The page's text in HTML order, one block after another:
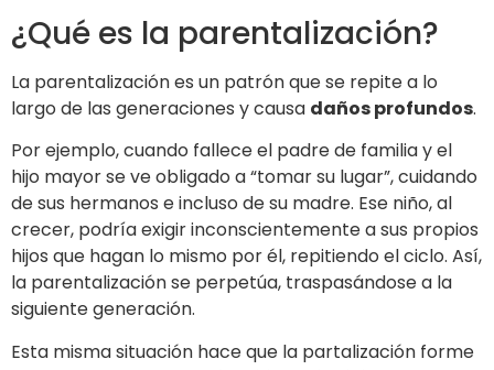
¿Qué es la parentalización?
La parentalización es un patrón que se repite a lo
largo de las generaciones y causa daños profundos.
Por ejemplo, cuando fallece el padre de familia y el
hijo mayor se ve obligado a “tomar su lugar”, cuidando
de sus hermanos e incluso de su madre. Ese niño, al
crecer, podría exigir inconscientemente a sus propios
hijos que hagan lo mismo por él, repitiendo el ciclo. Así,
la parentalización se perpetúa, traspasándose a la
siguiente generación.
Esta misma situación hace que la partalización forme